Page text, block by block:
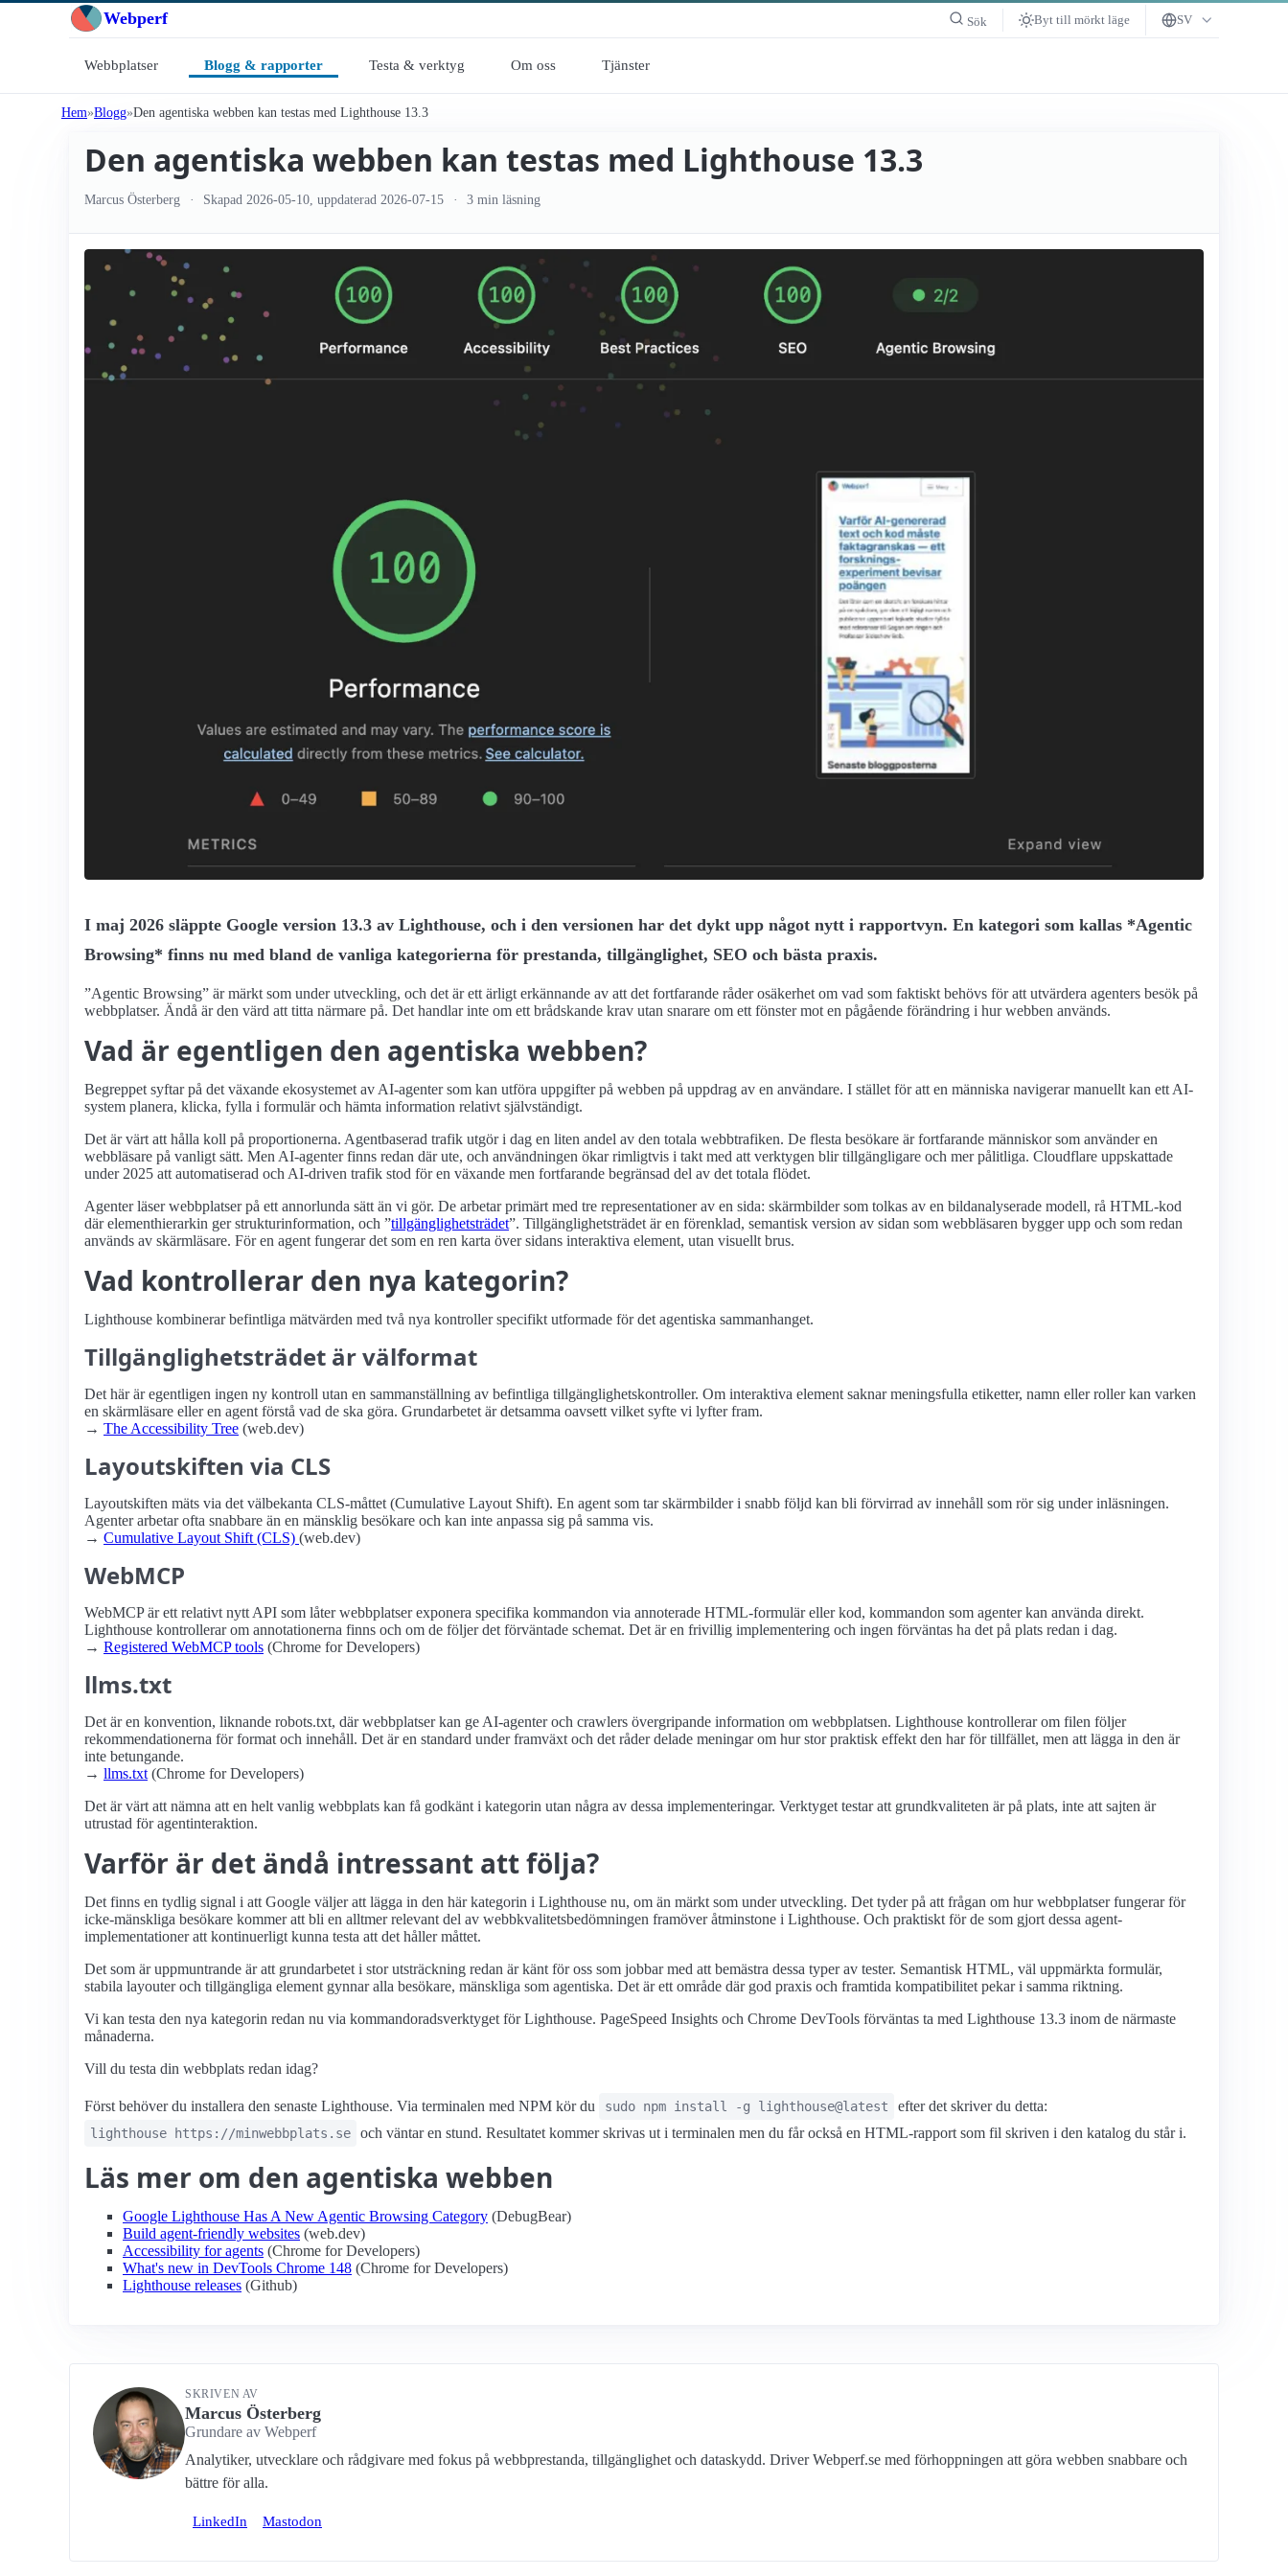
Webperf Sök Byt till mörkt läge SV
Webbplatser Blogg & rapporter Testa & verktyg Om oss Tjänster
Hem Blogg Den agentiska webben kan testas med Lighthouse 13.3
Den agentiska webben kan testas med Lighthouse 13.3
Marcus Österberg Skapad 2026-05-10 , uppdaterad 2026-07-15 3 min läsning
I maj 2026 släppte Google version 13.3 av Lighthouse, och i den versionen har det dykt upp något nytt i rapportvyn. En kategori som kallas *Agentic
Browsing* finns nu med bland de vanliga kategorierna för prestanda, tillgänglighet, SEO och bästa praxis.
Agentic Browsing
är märkt som under utveckling, och det är ett ärligt erkännande av att det fortfarande råder osäkerhet om vad som faktiskt behövs för att utvärdera agenters besök på
webbplatser. Ändå är den värd att titta närmare på. Det handlar inte om ett brådskande krav utan snarare om ett fönster mot en pågående förändring i hur webben används.
Vad är egentligen den agentiska webben?
Begreppet syftar på det växande ekosystemet av AI-agenter som kan utföra uppgifter på webben på uppdrag av en användare. I stället för att en människa navigerar manuellt kan ett AI-
system planera, klicka, fylla i formulär och hämta information relativt självständigt.
Det är värt att hålla koll på proportionerna. Agentbaserad trafik utgör i dag en liten andel av den totala webbtrafiken. De flesta besökare är fortfarande människor som använder en
webbläsare på vanligt sätt. Men AI-agenter finns redan där ute, och användningen ökar rimligtvis i takt med att verktygen blir tillgängligare och mer pålitliga. Cloudflare uppskattade
under 2025 att automatiserad och AI-driven trafik stod för en växande men fortfarande begränsad del av det totala flödet.
Agenter läser webbplatser på ett annorlunda sätt än vi gör. De arbetar primärt med tre representationer av en sida: skärmbilder som tolkas av en bildanalyserade modell, rå HTML-kod
där elementhierarkin ger strukturinformation, och
tillgänglighetsträdet . Tillgänglighetsträdet är en förenklad, semantisk version av sidan som webbläsaren bygger upp och som redan
används av skärmläsare. För en agent fungerar det som en ren karta över sidans interaktiva element, utan visuellt brus.
Vad kontrollerar den nya kategorin?
Lighthouse kombinerar befintliga mätvärden med två nya kontroller specifikt utformade för det agentiska sammanhanget.
Tillgänglighetsträdet är välformat
Det här är egentligen ingen ny kontroll utan en sammanställning av befintliga tillgänglighetskontroller. Om interaktiva element saknar meningsfulla etiketter, namn eller roller kan varken
en skärmläsare eller en agent förstå vad de ska göra. Grundarbetet är detsamma oavsett vilket syfte vi lyfter fram.
→ The Accessibility Tree (web.dev)
Layoutskiften via CLS
Layoutskiften mäts via det välbekanta CLS-måttet (Cumulative Layout Shift). En agent som tar skärmbilder i snabb följd kan bli förvirrad av innehåll som rör sig under inläsningen.
Agenter arbetar ofta snabbare än en mänsklig besökare och kan inte anpassa sig på samma vis.
→ Cumulative Layout Shift (CLS) (web.dev)
WebMCP
WebMCP är ett relativt nytt API som låter webbplatser exponera specifika kommandon via annoterade HTML-formulär eller kod, kommandon som agenter kan använda direkt.
Lighthouse kontrollerar om annotationerna finns och om de följer det förväntade schemat. Det är en frivillig implementering och ingen förväntas ha det på plats redan i dag.
→ Registered WebMCP tools (Chrome for Developers)
llms.txt
Det är en konvention, liknande robots.txt, där webbplatser kan ge AI-agenter och crawlers övergripande information om webbplatsen. Lighthouse kontrollerar om filen följer
rekommendationerna för format och innehåll. Det är en standard under framväxt och det råder delade meningar om hur stor praktisk effekt den har för tillfället, men att lägga in den är
inte betungande.
→ llms.txt (Chrome for Developers)
Det är värt att nämna att en helt vanlig webbplats kan få godkänt i kategorin utan några av dessa implementeringar. Verktyget testar att grundkvaliteten är på plats, inte att sajten är
utrustad för agentinteraktion.
Varför är det ändå intressant att följa?
Det finns en tydlig signal i att Google väljer att lägga in den här kategorin i Lighthouse nu, om än märkt som under utveckling. Det tyder på att frågan om hur webbplatser fungerar för
icke-mänskliga besökare kommer att bli en alltmer relevant del av webbkvalitetsbedömningen framöver åtminstone i Lighthouse. Och praktiskt för de som gjort dessa agent-
implementationer att kontinuerligt kunna testa att det håller måttet.
Det som är uppmuntrande är att grundarbetet i stor utsträckning redan är känt för oss som jobbar med att bemästra dessa typer av tester. Semantisk HTML, väl uppmärkta formulär,
stabila layouter och tillgängliga element gynnar alla besökare, mänskliga som agentiska. Det är ett område där god praxis och framtida kompatibilitet pekar i samma riktning.
Vi kan testa den nya kategorin redan nu via kommandoradsverktyget för Lighthouse. PageSpeed Insights och Chrome DevTools förväntas ta med Lighthouse 13.3 inom de närmaste
månaderna.
Vill du testa din webbplats redan idag?
Först behöver du installera den senaste Lighthouse. Via terminalen med NPM kör du sudo npm install -g lighthouse@latest efter det skriver du detta:
lighthouse https://minwebbplats.se och väntar en stund. Resultatet kommer skrivas ut i terminalen men du får också en HTML-rapport som fil skriven i den katalog du står i.
Läs mer om den agentiska webben
Google Lighthouse Has A New Agentic Browsing Category (DebugBear)
Build agent-friendly websites (web.dev)
Accessibility for agents (Chrome for Developers)
What's new in DevTools Chrome 148 (Chrome for Developers)
Lighthouse releases (Github)
SKRIVEN AV
Marcus Österberg
Grundare av Webperf
Analytiker, utvecklare och rådgivare med fokus på webbprestanda, tillgänglighet och dataskydd. Driver Webperf.se med förhoppningen att göra webben snabbare och
bättre för alla.
LinkedIn Mastodon